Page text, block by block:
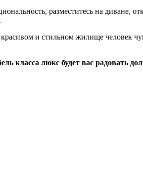
разместитесь на диване,
и стильном жилище человек
класса люкс будет вас радовать